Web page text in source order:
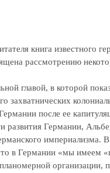
книга известного
рассмотрению
главой, в которой
захватнических
после ее
развития Германии,
империализма.
в Германии «мы имеем
организации,